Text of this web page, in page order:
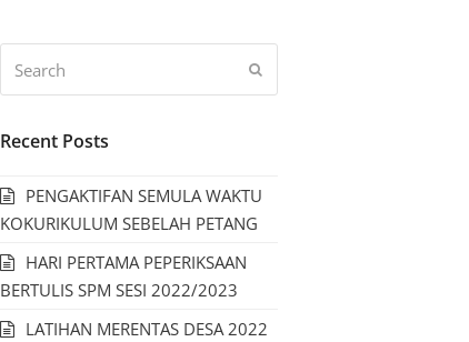
Recent Posts
PENGAKTIFAN SEMULA WAKTU
KOKURIKULUM SEBELAH PETANG
HARI PERTAMA PEPERIKSAAN
BERTULIS SPM SESI 2022/2023
LATIHAN MERENTAS DESA 2022